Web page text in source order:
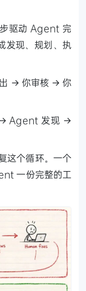
驱动 Agent 完
发现、规划、执
→ 你审核 → 你
Agent 发现 →
这个循环。一个
一份完整的工